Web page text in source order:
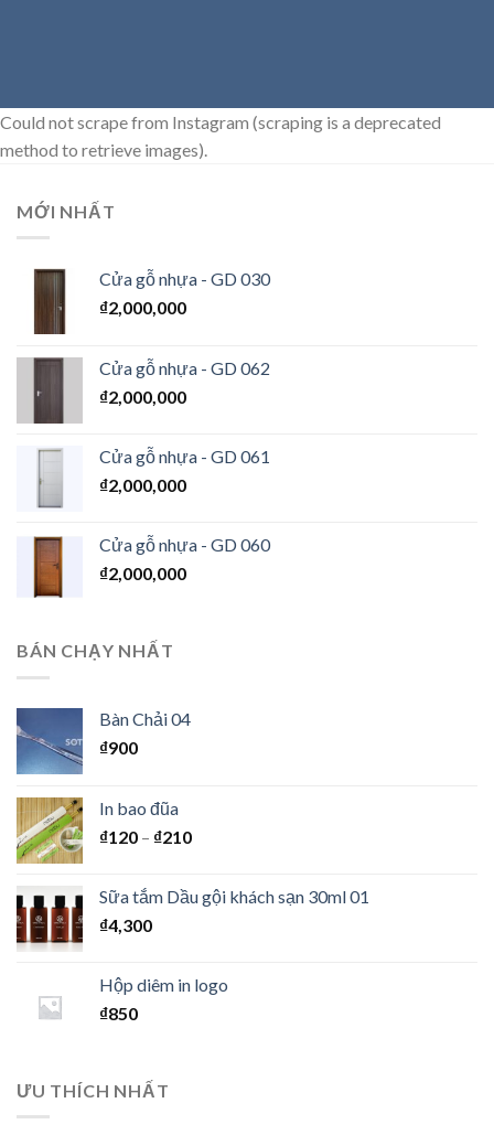
Could not scrape from Instagram (scraping is a deprecated
method to retrieve images).
MỚI NHẤT
Cửa gỗ nhựa - GD 030
₫2,000,000
Cửa gỗ nhựa - GD 062
₫2,000,000
Cửa gỗ nhựa - GD 061
₫2,000,000
Cửa gỗ nhựa - GD 060
₫2,000,000
BÁN CHẠY NHẤT
Bàn Chải 04
₫900
In bao đũa
₫120 – ₫210
Sữa tắm Dầu gội khách sạn 30ml 01
₫4,300
Hộp diêm in logo
₫850
ƯU THÍCH NHẤT